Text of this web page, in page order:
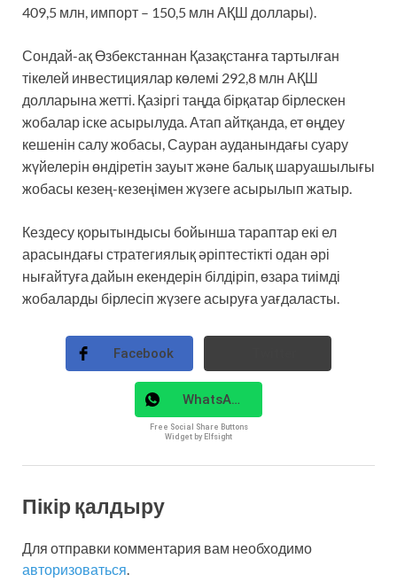
409,5 млн, импорт – 150,5 млн АҚШ доллары).
Сондай-ақ Өзбекстаннан Қазақстанға тартылған
тікелей инвестициялар көлемі 292,8 млн АҚШ
долларына жетті. Қазіргі таңда бірқатар бірлескен
жобалар іске асырылуда. Атап айтқанда, ет өңдеу
кешенін салу жобасы, Сауран ауданындағы суару
жүйелерін өндіретін зауыт және балық шаруашылығы
жобасы кезең-кезеңімен жүзеге асырылып жатыр.
Кездесу қорытындысы бойынша тараптар екі ел
арасындағы стратегиялық әріптестікті одан әрі
нығайтуға дайын екендерін білдіріп, өзара тиімді
жобаларды бірлесіп жүзеге асыруға уағдаласты.
Facebook
WhatsApp
Free Social Share Buttons
Widget by Elfsight
Пікір қалдыру
Для отправки комментария вам необходимо
авторизоваться.